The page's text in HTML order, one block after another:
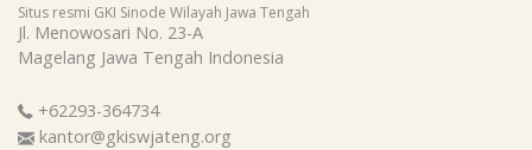
Situs resmi GKI Sinode Wilayah Jawa Tengah
Jl. Menowosari No. 23-A
Magelang Jawa Tengah Indonesia
+62293-364734
kantor@gkiswjateng.org